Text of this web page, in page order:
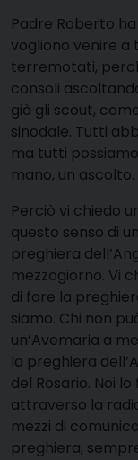
Padre Roberto
vogliono venire
terremotati,
consoli
già gli scout,
sinodale. Tutti
ma tutti
mano, un
Perciò vi chiedo
questo senso di
preghiera
mezzogiorno. Vi
di fare la
siamo. Chi non
un’Avemaria a
la preghiera
del Rosario. Noi
attraverso la
mezzi di
preghiera,